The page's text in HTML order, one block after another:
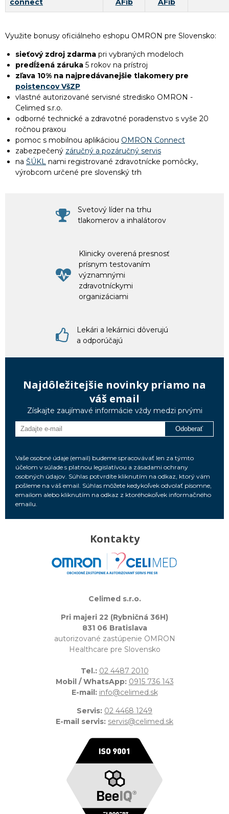
connect AFib AFib
Využite bonusy oficiálneho eshopu OMRON pre Slovensko:
sieťový zdroj zdarma pri vybraných modeloch
predĺžená záruka 5 rokov na prístroj
zľava 10% na najpredávanejšie tlakomery pre
poistencov VšZP
vlastné autorizované servisné stredisko OMRON -
Celimed s.r.o.
odborné technické a zdravotné poradenstvo s vyše 20
ročnou praxou
pomoc s mobilnou aplikáciou OMRON Connect
zabezpečený záručný a pozáručný servis
na ŠÚKL nami registrované zdravotnícke pomôcky,
výrobcom určené pre slovenský trh
Svetový líder na trhu
tlakomerov a inhalátorov
Klinicky overená presnosť
prísnym testovaním
významnými
zdravotníckymi
organizáciami
Lekári a lekárnici dôverujú
a odporúčajú
Najdôležitejšie novinky priamo na
váš email
Získajte zaujímavé informácie vždy medzi prvými
Odoberať
Vaše osobné údaje (email) budeme spracovávať len za týmto
účelom v súlade s platnou legislatívou a zásadami ochrany
osobných údajov. Súhlas potvrdíte kliknutím na odkaz, ktorý vám
pošleme na váš email. Súhlas môžete kedykoľvek odvolať písomne,
emailom alebo kliknutím na odkaz z ktoréhokoľvek informačného
emailu.
Kontakty
Celimed s.r.o.
Pri majeri 22 (Rybničná 36H)
831 06 Bratislava
autorizované zastúpenie OMRON
Healthcare pre Slovensko
Tel.: 02 4487 2010
Mobil / WhatsApp: 0915 736 143
E-mail: info@celimed.sk
Servis: 02 4468 1249
E-mail servis: servis@celimed.sk